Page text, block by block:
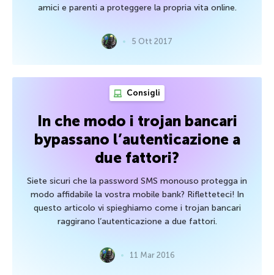
amici e parenti a proteggere la propria vita online.
5 Ott 2017
Consigli
In che modo i trojan bancari
bypassano l’autenticazione a
due fattori?
Siete sicuri che la password SMS monouso protegga in
modo affidabile la vostra mobile bank? Rifletteteci! In
questo articolo vi spieghiamo come i trojan bancari
raggirano l’autenticazione a due fattori.
11 Mar 2016